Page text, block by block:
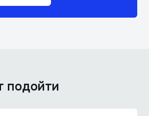
подойти